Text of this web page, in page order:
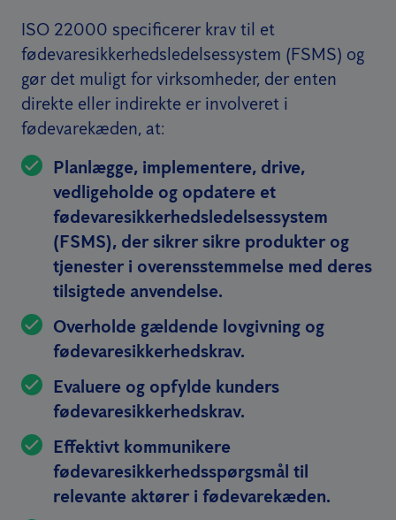
ISO 22000 specificerer krav til et
fødevaresikkerhedsledelsessystem (FSMS) og
gør det muligt for virksomheder, der enten
direkte eller indirekte er involveret i
fødevarekæden, at:
Planlægge, implementere, drive,
vedligeholde og opdatere et
fødevaresikkerhedsledelsessystem
(FSMS), der sikrer sikre produkter og
tjenester i overensstemmelse med deres
tilsigtede anvendelse.
Overholde gældende lovgivning og
fødevaresikkerhedskrav.
Evaluere og opfylde kunders
fødevaresikkerhedskrav.
Effektivt kommunikere
fødevaresikkerhedsspørgsmål til
relevante aktører i fødevarekæden.